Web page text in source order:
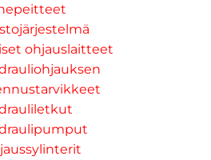
ohjauslaitteet